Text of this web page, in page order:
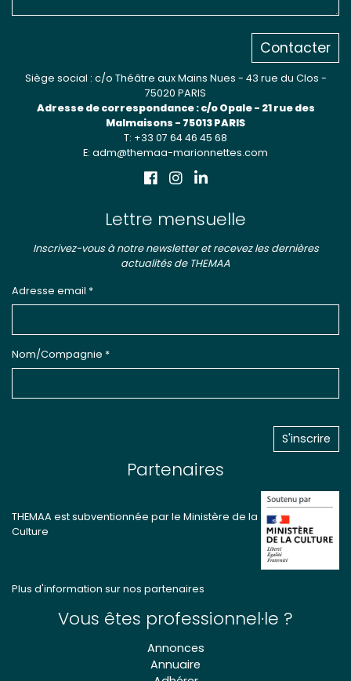
Contacter
Siège social : c/o Théâtre aux Mains Nues - 43 rue du Clos -
75020 PARIS
Adresse de correspondance : c/o Opale - 21 rue des
Malmaisons - 75013 PARIS
T: +33 07 64 46 45 68
E: adm@themaa-marionnettes.com
Lettre mensuelle
Inscrivez-vous à notre newsletter et recevez les dernières
actualités de THEMAA
Adresse email *
Nom/Compagnie *
Partenaires
THEMAA est subventionnée par le Ministère de la
Culture
Plus d'information sur nos partenaires
Vous êtes professionnel·le ?
Annonces
Annuaire